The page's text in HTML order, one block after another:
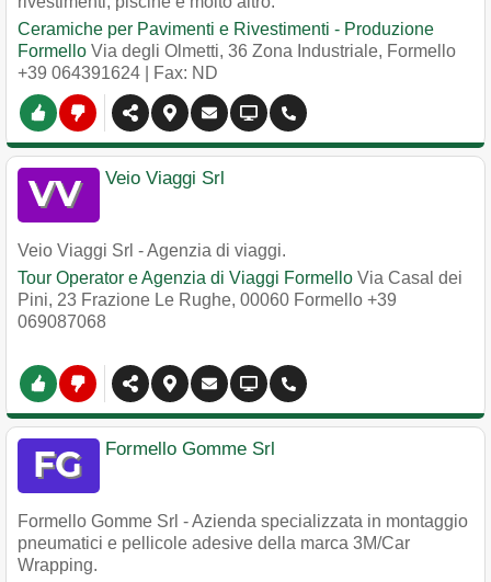
Ceramiche per Pavimenti e Rivestimenti - Produzione
Formello Via degli Olmetti, 36 Zona Industriale, Formello
+39 064391624 | Fax: ND
Veio Viaggi Srl
Veio Viaggi Srl - Agenzia di viaggi.
Tour Operator e Agenzia di Viaggi Formello Via Casal dei
Pini, 23 Frazione Le Rughe, 00060 Formello +39
069087068
Formello Gomme Srl
Formello Gomme Srl - Azienda specializzata in montaggio
pneumatici e pellicole adesive della marca 3M/Car
Wrapping.